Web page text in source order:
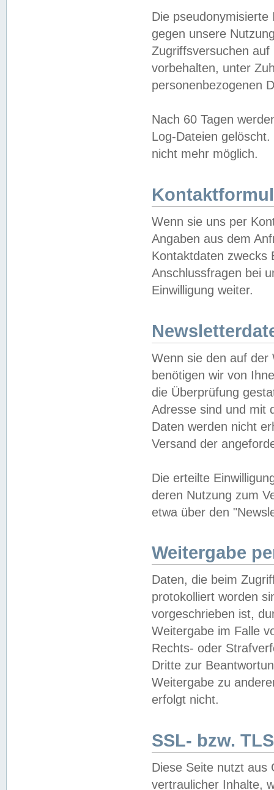
Die
gegen unsere
Zugriffsversuchen
vorbehalten, unter
personenbezogenen
Nach 60 Tagen
Log-Dateien
nicht mehr möglich.
Wenn sie uns per
Angaben aus dem
Kontaktdaten zwecks
Anschlussfragen bei
Einwilligung weiter.
Wenn sie den auf der
benötigen wir von
die Überprüfung
Adresse sind und mit
Daten werden nicht
Versand der
Die erteilte
deren Nutzung zum
etwa über den
Weitergabe
Daten, die beim
protokolliert worden
vorgeschrieben ist,
Weitergabe im Falle
Rechts- oder
Dritte zur
Weitergabe zu
erfolgt nicht.
SSL- bzw.
Diese Seite nutzt aus
vertraulicher Inhalte,